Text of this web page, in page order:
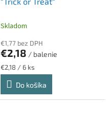
Skladom
€1,77 bez DPH
€2,18 / balenie
Jednotková
cena:
€2,18 / 6 ks
Do košíka